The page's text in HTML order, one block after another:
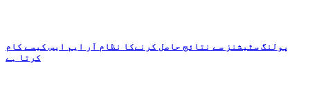
پولنگ سٹیشنز سے نتائج حاصل کرنےکا نظام آر ایم ایس کیسے کام
کرتا ہے